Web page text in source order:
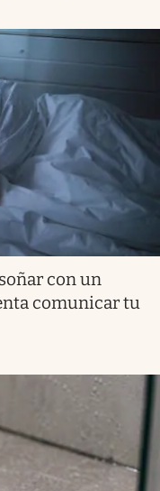
con un
comunicar tu